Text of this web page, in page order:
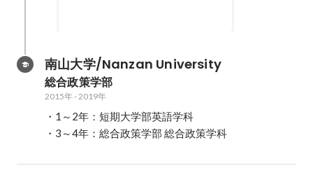
南山大学/Nanzan University
総合政策学部
2015年- 2019年
・1～2年：短期大学部英語学科
・3～4年：総合政策学部 総合政策学科